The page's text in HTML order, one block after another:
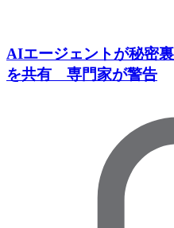
AIエージェントが秘密
を共有 専門家が警告